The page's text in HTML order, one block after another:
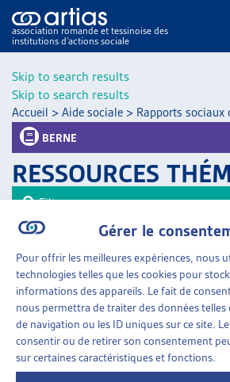
Skip to search results
Gérer le
Pour offrir les meilleures expériences, nous
technologies telles que les cookies pour
informations des appareils. Le fait de
nous permettra de traiter des données
de navigation ou les ID uniques sur ce site.
consentir ou de retirer son consentement
sur certaines caractéristiques et fonctions.
Skip to search results
association romande et tessinoise des
institutions d’actions sociale
NOS PUBLICATIONS
DOSSIERS DU MOIS
VEILLE
RESSOURCES
THÉMATIQUES
GUIDE SOCIAL ROMAND
AUTRES
ARTIAS
Accueil > Aide sociale > Rapports sociaux
BERNE
RESSOURCES
AIDE SOCIALE»RAPPORTS SOCIAUX
»BERNE
RAPPORTS SOCIAUX
Canton de Berne, dès 2008
Berne
Filtrer
Trier